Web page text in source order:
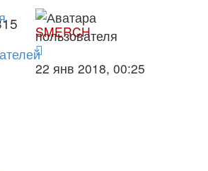
SMERCH
22 янв 2018, 00:25